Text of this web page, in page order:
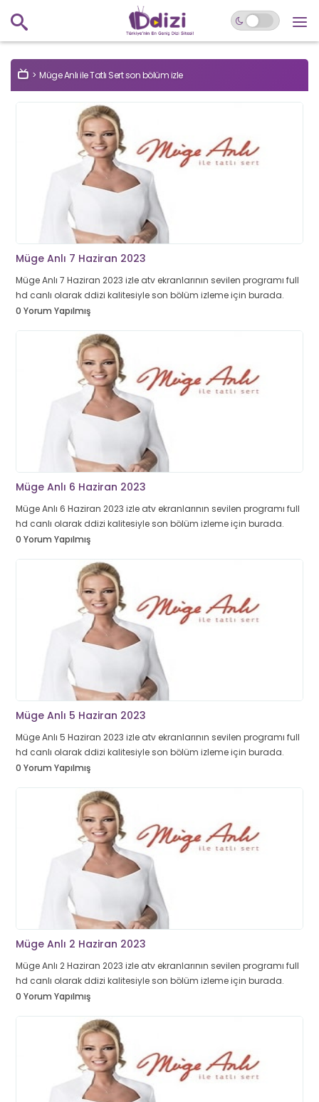
Müge Anlı ile Tatlı Sert son bölüm izle
Müge Anlı 7 Haziran 2023
Müge Anlı 7 Haziran 2023 izle atv ekranlarının sevilen programı full
hd canlı olarak ddizi kalitesiyle son bölüm izleme için burada.
0 Yorum Yapılmış
Müge Anlı 6 Haziran 2023
Müge Anlı 6 Haziran 2023 izle atv ekranlarının sevilen programı full
hd canlı olarak ddizi kalitesiyle son bölüm izleme için burada.
0 Yorum Yapılmış
Müge Anlı 5 Haziran 2023
Müge Anlı 5 Haziran 2023 izle atv ekranlarının sevilen programı full
hd canlı olarak ddizi kalitesiyle son bölüm izleme için burada.
0 Yorum Yapılmış
Müge Anlı 2 Haziran 2023
Müge Anlı 2 Haziran 2023 izle atv ekranlarının sevilen programı full
hd canlı olarak ddizi kalitesiyle son bölüm izleme için burada.
0 Yorum Yapılmış